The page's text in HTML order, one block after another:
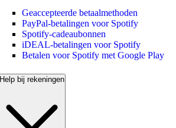
Geaccepteerde betaalmethoden
PayPal-betalingen voor Spotify
Spotify-cadeaubonnen
iDEAL-betalingen voor Spotify
Betalen voor Spotify met Google Play
Help bij rekeningen